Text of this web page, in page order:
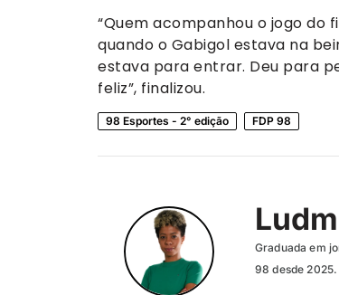
“Quem acompanhou o jogo do
quando o Gabigol estava na
estava para entrar. Deu para
feliz”, finalizou.
98 Esportes - 2° edição FDP 98
Graduada em
98 desde